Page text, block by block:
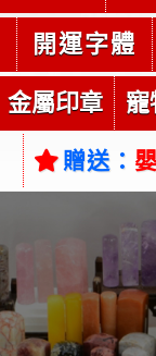
開運字體
金屬印章 寵
贈送：